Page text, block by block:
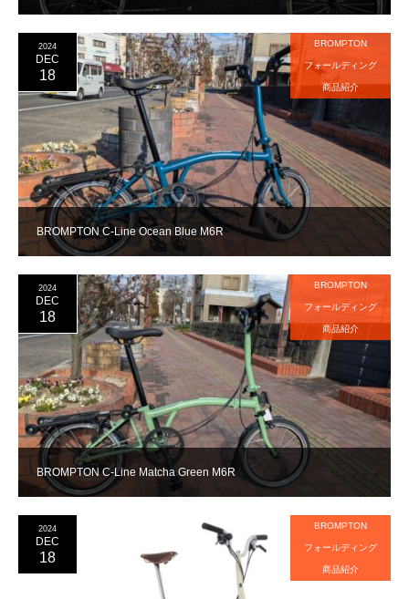
BROMPTON C-Line Ocean Blue M6R
2024
DEC
18
BROMPTON
フォールディング
商品紹介
BROMPTON C-Line Matcha Green M6R
2024
DEC
18
BROMPTON
フォールディング
商品紹介
2024
DEC
18
BROMPTON
フォールディング
商品紹介